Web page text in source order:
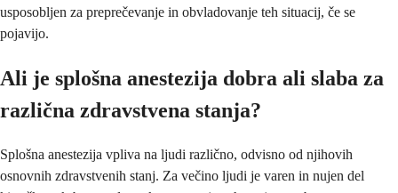
usposobljen za preprečevanje in obvladovanje teh situacij, če se
pojavijo.
Ali je splošna anestezija dobra ali slaba za
različna zdravstvena stanja?
Splošna anestezija vpliva na ljudi različno, odvisno od njihovih
osnovnih zdravstvenih stanj. Za večino ljudi je varen in nujen del